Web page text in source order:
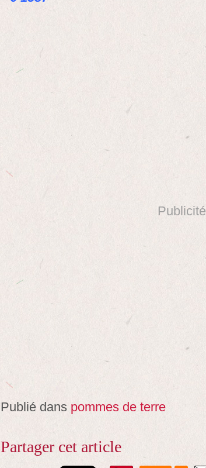
Publicité
Publié dans pommes de terre
Partager cet article